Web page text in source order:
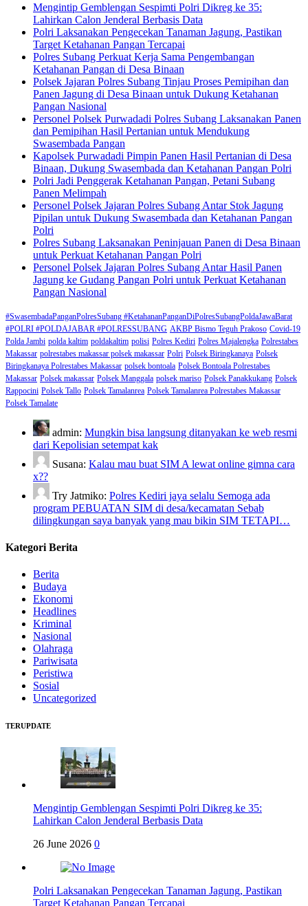
Mengintip Gemblengan Sespimti Polri Dikreg ke 35:
Lahirkan Calon Jenderal Berbasis Data
Polri Laksanakan Pengecekan Tanaman Jagung, Pastikan
Target Ketahanan Pangan Tercapai
Polres Subang Perkuat Kerja Sama Pengembangan
Ketahanan Pangan di Desa Binaan
Polsek Jajaran Polres Subang Tinjau Proses Pemipihan dan
Panen Jagung di Desa Binaan untuk Dukung Ketahanan
Pangan Nasional
Personel Polsek Purwadadi Polres Subang Laksanakan Panen
dan Pemipihan Hasil Pertanian untuk Mendukung
Swasembada Pangan
Kapolsek Purwadadi Pimpin Panen Hasil Pertanian di Desa
Binaan, Dukung Swasembada dan Ketahanan Pangan Polri
Polri Jadi Penggerak Ketahanan Pangan, Petani Subang
Panen Melimpah
Personel Polsek Jajaran Polres Subang Antar Stok Jagung
Pipilan untuk Dukung Swasembada dan Ketahanan Pangan
Polri
Polres Subang Laksanakan Peninjauan Panen di Desa Binaan
untuk Perkuat Ketahanan Pangan Polri
Personel Polsek Jajaran Polres Subang Antar Hasil Panen
Jagung ke Gudang Pangan Polri untuk Perkuat Ketahanan
Pangan Nasional
#SwasembadaPanganPolresSubang #KetahananPanganDiPolresSubangPoldaJawaBarat
#POLRI #POLDAJABAR #POLRESSUBANG AKBP Bismo Teguh Prakoso Covid-19
Polda Jambi polda kaltim poldakaltim polisi Polres Kediri Polres Majalengka Polrestabes
Makassar polrestabes makassar polsek makassar Polri Polsek Biringkanaya Polsek
Biringkanaya Polrestabes Makassar polsek bontoala Polsek Bontoala Polrestabes
Makassar Polsek makassar Polsek Manggala polsek mariso Polsek Panakkukang Polsek
Rappocini Polsek Tallo Polsek Tamalanrea Polsek Tamalanrea Polrestabes Makassar
Polsek Tamalate
admin: Mungkin bisa langsung ditanyakan ke web resmi
dari Kepolisian setempat kak
Susana: Kalau mau buat SIM A lewat online gimna cara
x??
Try Jatmiko: Polres Kediri jaya selalu Semoga ada
program PEBUATAN SIM di desa/kecamatan Sebab
dilingkungan saya banyak yang mau bikin SIM TETAPI…
Kategori Berita
Berita
Budaya
Ekonomi
Headlines
Kriminal
Nasional
Olahraga
Pariwisata
Peristiwa
Sosial
Uncategorized
TERUPDATE
Mengintip Gemblengan Sespimti Polri Dikreg ke 35:
Lahirkan Calon Jenderal Berbasis Data
26 June 2026 0
Polri Laksanakan Pengecekan Tanaman Jagung, Pastikan
Target Ketahanan Pangan Tercapai